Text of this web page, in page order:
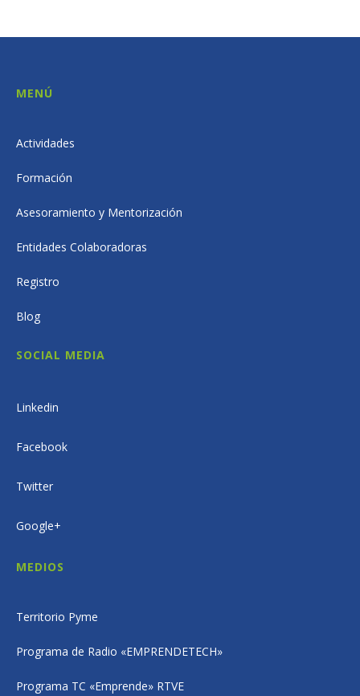
MENÚ
Actividades
Formación
Asesoramiento y Mentorización
Entidades Colaboradoras
Registro
Blog
SOCIAL MEDIA
Linkedin
Facebook
Twitter
Google+
MEDIOS
Territorio Pyme
Programa de Radio «EMPRENDETECH»
Programa TC «Emprende» RTVE